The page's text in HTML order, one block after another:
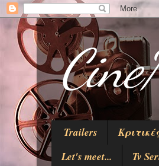
Trailers
Let's meet...
Tv